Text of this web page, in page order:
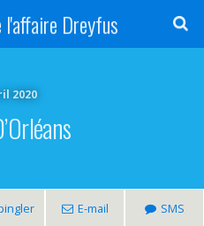
Dreyfus
2020
E-mail SMS